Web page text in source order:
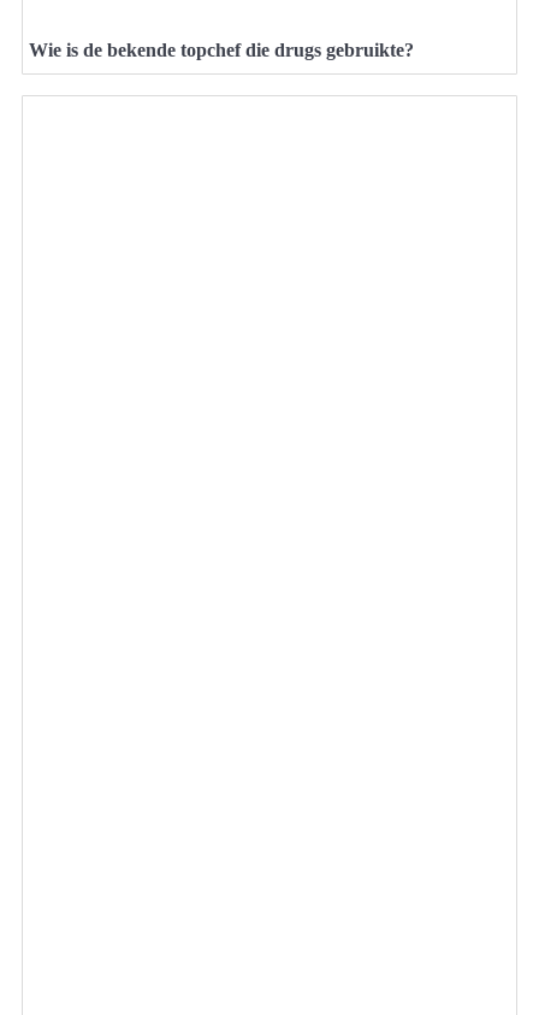
Wie is de bekende topchef die drugs gebruikte?